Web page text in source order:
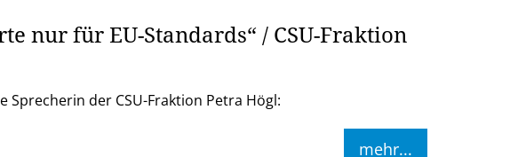
nur für EU-Standards“ / CSU-Fraktion
der CSU-Fraktion Petra Högl:
mehr...